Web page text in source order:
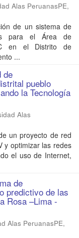
Alas PeruanasPE,
de un sistema de
para el Área de
en el Distrito de
...
de
pueblo
la Tecnología
Alas
un proyecto de red
y optimizar las redes
el uso de Internet,
de
predictivo de las
Rosa –Lima -
Alas PeruanasPE,